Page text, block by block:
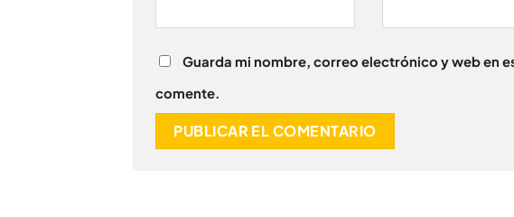
Guarda mi nombre, correo electrónico y web en
comente.